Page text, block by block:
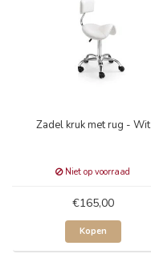
Zadel kruk met rug - Wit
Niet op voorraad
€165,00
Kopen